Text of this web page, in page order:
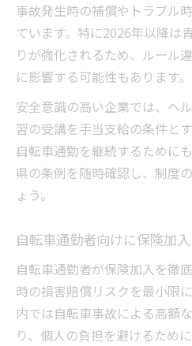
事故発生時の補償やトラブル
ています。特に2026年以降は
りが強化されるため、ルール
に影響する可能性もあります。
安全意識の高い企業では、ヘ
習の受講を手当支給の条件と
自転車通勤を継続するために
県の条例を随時確認し、制度
ょう。
自転車通勤者向けに保険加
自転車通勤者が保険加入を徹
時の損害賠償リスクを最小限
内では自転車事故による高額
り、個人の負担を避けるため